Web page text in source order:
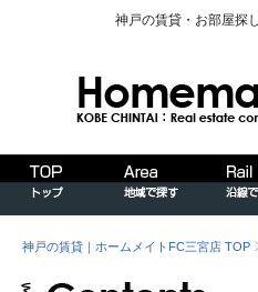
神戸の賃貸・お部屋探
神戸の賃貸｜ホームメイトFC三宮店 TOP